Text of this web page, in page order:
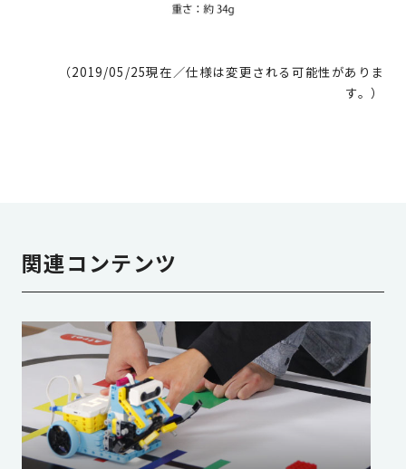
（2019/05/25現在／仕様は変更される可能性がありま
す。）
関連コンテンツ